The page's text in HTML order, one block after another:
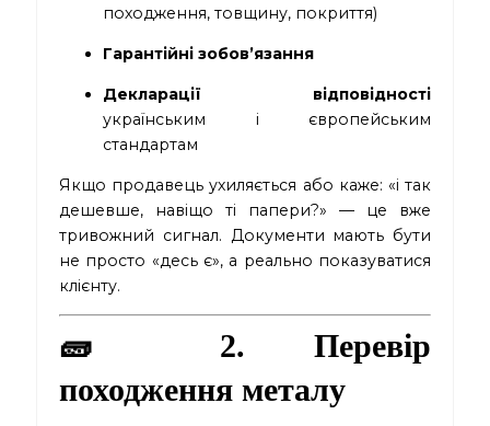
походження, товщину, покриття)
Гарантійні зобов’язання
Декларації відповідності
українським і європейським
стандартам
Якщо продавець ухиляється або каже: «і так
дешевше, навіщо ті папери?» — це вже
тривожний сигнал. Документи мають бути
не просто «десь є», а реально показуватися
клієнту.
🧱 2. Перевір
походження металу